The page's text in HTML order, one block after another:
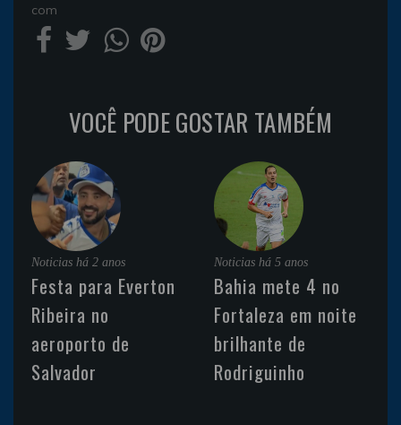
com
VOCÊ PODE GOSTAR TAMBÉM
Noticias há 2 anos
Festa para Everton
Ribeira no
aeroporto de
Salvador
Noticias há 5 anos
Bahia mete 4 no
Fortaleza em noite
brilhante de
Rodriguinho